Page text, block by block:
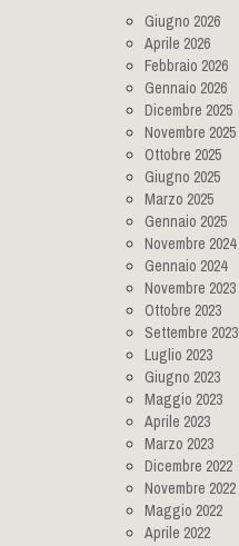
Giugno 2026
Aprile 2026
Febbraio 2026
Gennaio 2026
Dicembre 2025
Novembre 2025
Ottobre 2025
Giugno 2025
Marzo 2025
Gennaio 2025
Novembre 2024
Gennaio 2024
Novembre 2023
Ottobre 2023
Settembre 2023
Luglio 2023
Giugno 2023
Maggio 2023
Aprile 2023
Marzo 2023
Dicembre 2022
Novembre 2022
Maggio 2022
Aprile 2022